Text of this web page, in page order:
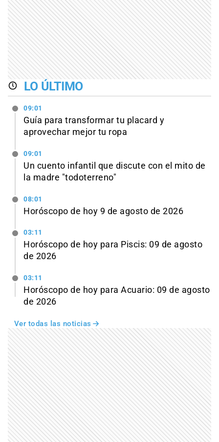
LO ÚLTIMO
09:01
Guía para transformar tu placard y
aprovechar mejor tu ropa
09:01
Un cuento infantil que discute con el mito de
la madre "todoterreno"
08:01
Horóscopo de hoy 9 de agosto de 2026
03:11
Horóscopo de hoy para Piscis: 09 de agosto
de 2026
03:11
Horóscopo de hoy para Acuario: 09 de agosto
de 2026
Ver todas las noticias